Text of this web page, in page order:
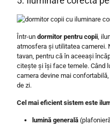
Într-un dormitor pentru copii ,
atmosfera și utilitatea camerei.
tavan, pentru că în aceeași
citește și își face temele. Când
camera devine mai
de zi.
Cel mai eficient sistem este
lumină generală